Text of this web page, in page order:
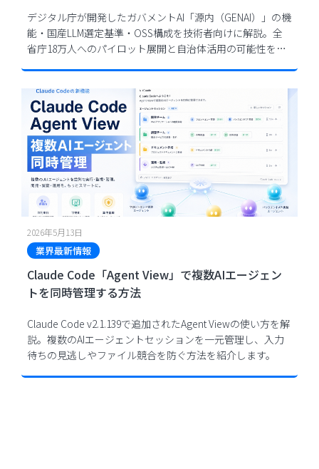
デジタル庁が開発したガバメントAI「源内（GENAI）」の機
能・国産LLM選定基準・OSS構成を技術者向けに解説。全
省庁18万人へのパイロット展開と自治体活用の可能性を整
2026年5月13日
業界最新情報
Claude Code「Agent View」で複数AIエージェン
トを同時管理する方法
Claude Code v2.1.139で追加されたAgent Viewの使い方を解
説。複数のAIエージェントセッションを一元管理し、入力
待ちの見逃しやファイル競合を防ぐ方法を紹介します。